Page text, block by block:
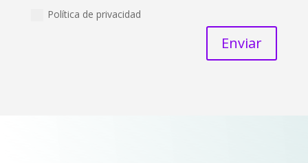
Política de privacidad
Enviar